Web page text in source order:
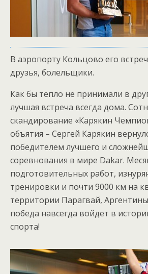
В аэропорту Кольцово его
друзья, болельщики.
Как бы тепло не принимали в
лучшая встреча всегда дома.
скандирование «Карякин
объятия – Сергей Карякин
победителем лучшего и
соревнования в мире Dakar.
подготовительных работ,
тренировки и почти 9000 км на
территории Парагвай,
победа навсегда войдет в
спорта!